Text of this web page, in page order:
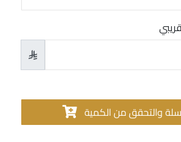

والتحقق من الكمية